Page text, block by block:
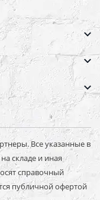
Все указанные в
складе и иная
справочный
публичной офертой